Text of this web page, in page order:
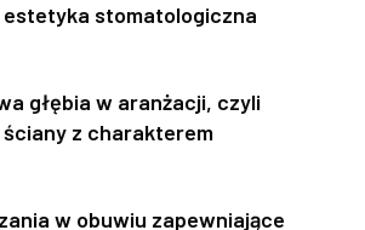
stomatologiczna
głębia w aranżacji, czyli
z charakterem
w obuwiu zapewniające